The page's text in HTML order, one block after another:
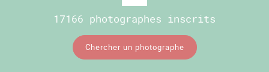
17166 photographes inscrits
Chercher un photographe